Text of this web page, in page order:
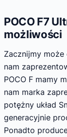
POCO F7
możliwości
Zacznijmy
nam
POCO F mamy
nam marka
potężny układ
generacyjnie
Ponadto